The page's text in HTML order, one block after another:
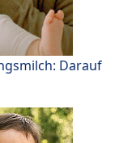
Darauf